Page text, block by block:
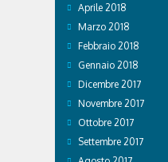
Aprile 2018
Marzo 2018
Febbraio 2018
Gennaio 2018
Dicembre 2017
Novembre 2017
Ottobre 2017
Settembre 2017